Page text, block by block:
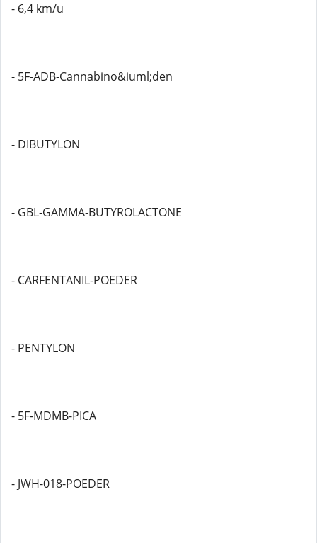
- 6,4 km/u
- 5F-ADB-Cannabino&iuml;den
- DIBUTYLON
- GBL-GAMMA-BUTYROLACTONE
- CARFENTANIL-POEDER
- PENTYLON
- 5F-MDMB-PICA
- JWH-018-POEDER